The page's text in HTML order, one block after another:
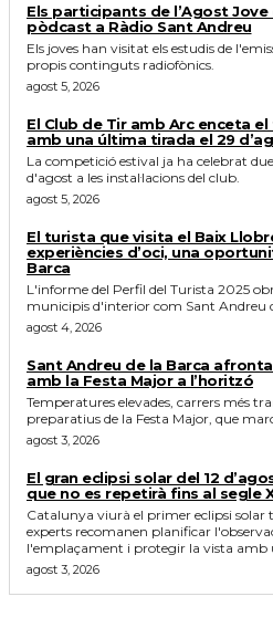
Els participants de l’Agost
pòdcast a Ràdio Sant Andreu
Els joves han visitat els estudis de
propis continguts radiofònics.
agost 5, 2026
El Club de Tir amb Arc enceta
amb una última tirada el 29
La competició estival ja ha celebrat
d'agost a les instal·lacions del club.
agost 5, 2026
El turista que visita el Baix
experiències d’oci, una
Barca
L'informe del Perfil del Turista 2025
municipis d'interior com Sant Andreu
agost 4, 2026
Sant Andreu de la Barca
amb la Festa Major a l’horitzó
Temperatures elevades, carrers més
preparatius de la Festa Major, que
agost 3, 2026
El gran eclipsi solar del 12
que no es repetirà fins al segle
Catalunya viurà el primer eclipsi solar
experts recomanen planificar
l'emplaçament i protegir la vista amb
agost 3, 2026